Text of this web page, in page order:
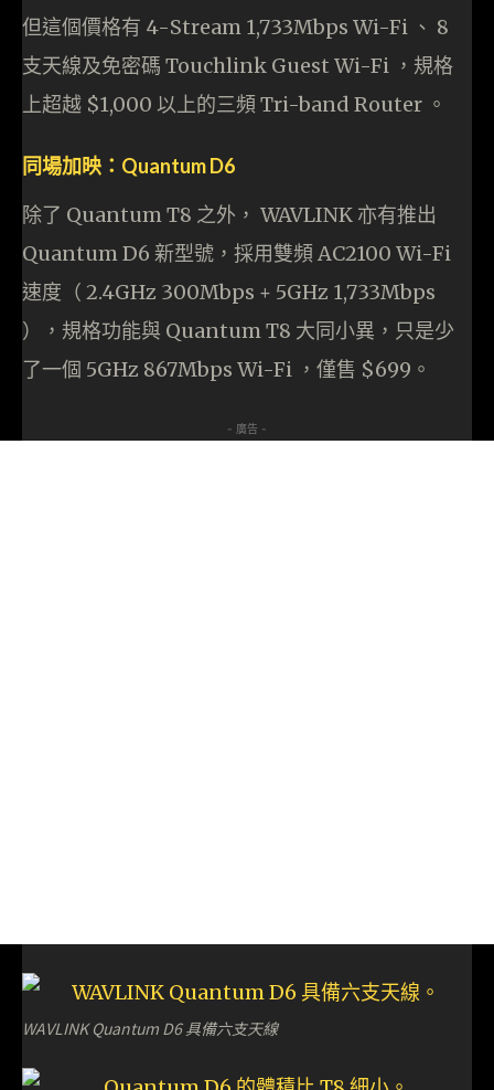
但這個價格有 4-Stream 1,733Mbps Wi-Fi 、 8
支天線及免密碼 Touchlink Guest Wi-Fi ，規格
上超越 $1,000 以上的三頻 Tri-band Router 。
同場加映：Quantum D6
除了 Quantum T8 之外， WAVLINK 亦有推出
Quantum D6 新型號，採用雙頻 AC2100 Wi-Fi
速度（ 2.4GHz 300Mbps + 5GHz 1,733Mbps
），規格功能與 Quantum T8 大同小異，只是少
了一個 5GHz 867Mbps Wi-Fi ，僅售 $699。
- 廣告 -
WAVLINK Quantum D6 具備六支天線